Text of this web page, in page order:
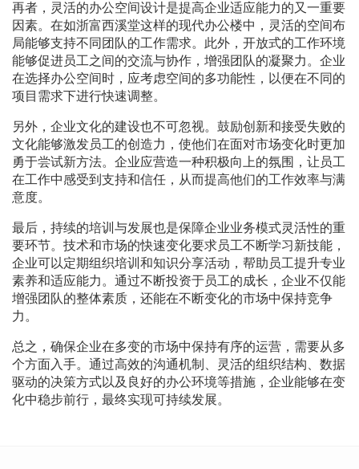
再者，灵活的办公空间设计是提高企业适应能力的又一重要
因素。在如浙富西溪堂这样的现代办公楼中，灵活的空间布
局能够支持不同团队的工作需求。此外，开放式的工作环境
能够促进员工之间的交流与协作，增强团队的凝聚力。企业
在选择办公空间时，应考虑空间的多功能性，以便在不同的
项目需求下进行快速调整。
另外，企业文化的建设也不可忽视。鼓励创新和接受失败的
文化能够激发员工的创造力，使他们在面对市场变化时更加
勇于尝试新方法。企业应营造一种积极向上的氛围，让员工
在工作中感受到支持和信任，从而提高他们的工作效率与满
意度。
最后，持续的培训与发展也是保障企业业务模式灵活性的重
要环节。技术和市场的快速变化要求员工不断学习新技能，
企业可以定期组织培训和知识分享活动，帮助员工提升专业
素养和适应能力。通过不断投资于员工的成长，企业不仅能
增强团队的整体素质，还能在不断变化的市场中保持竞争
力。
总之，确保企业在多变的市场中保持有序的运营，需要从多
个方面入手。通过高效的沟通机制、灵活的组织结构、数据
驱动的决策方式以及良好的办公环境等措施，企业能够在变
化中稳步前行，最终实现可持续发展。